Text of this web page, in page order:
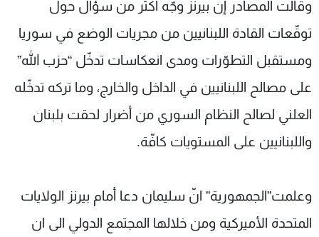
وقالت المصادر إنّ بيرنز وجّه اكثر من سؤال حول
توقّعات القادة اللبنانيين من مجريات الوضع في سوريا
ومستقبل التطوّرات ومدى انعكاسات تدخّل “حزب الله”
على مصالح اللبنانيين في الداخل والخارج، وما تركه تدخّله
العلني لصالح النظام السوري من أضرار لحقت بلبنان
واللبنانيين على المستويات كافّة.
وعلمت”الجمهورية” انّ سليمان دعا أمام بيرنز الولايات
المتحدة الأميركية ومن خلالها المجتمع الدولي الى ان